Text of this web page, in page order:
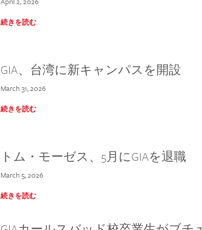
続きを読む
GIA、台湾に新キャンパスを開設
March 31, 2026
続きを読む
トム・モーゼス、5月にGIAを退職
March 5, 2026
続きを読む